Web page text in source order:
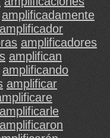
amplificadamente
amplificador
amplificadores
amplifican
amplificando
amplificar
amplificarle
amplificaron